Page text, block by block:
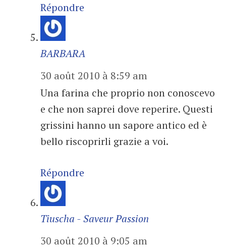
Répondre
BARBARA
30 août 2010 à 8:59 am
Una farina che proprio non conoscevo
e che non saprei dove reperire. Questi
grissini hanno un sapore antico ed è
bello riscoprirli grazie a voi.
Répondre
Tiuscha - Saveur Passion
30 août 2010 à 9:05 am